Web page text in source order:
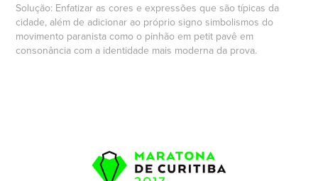
Solução: Enfatizar as cores e expressões que são típicas da
cidade, além de adicionar ao próprio signo simbolismos do
movimento paranista como o pinhão em petit pavê em
consonância com a identidade mais moderna da prova.